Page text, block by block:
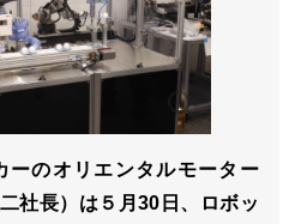
ーのオリエンタルモーター
社長）は５月30日、ロボッ